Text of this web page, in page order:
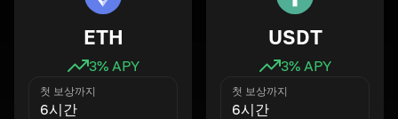
ETH
3% APY
첫 보상까지
6시간
USDT
3% APY
첫 보상까지
6시간